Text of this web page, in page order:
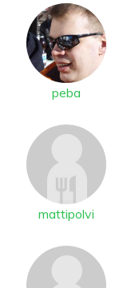
peba
mattipolvi